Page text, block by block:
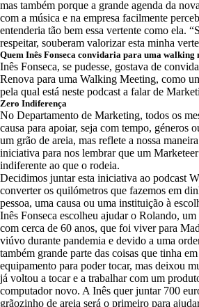
mas também porque a grande agenda da
com a música e na empresa facilmente
entenderia tão bem essa vertente como ela.
respeitar, souberam valorizar esta minha
Quem Inês Fonseca convidaria para uma walking
Inês Fonseca, se pudesse, gostava de
Renova para uma Walking Meeting, como
pela qual está neste podcast a falar de
Zero Indiferença
No Departamento de Marketing, todos os
causa para apoiar, seja com tempo, géneros
um grão de areia, mas reflete a nossa
iniciativa para nos lembrar que um
indiferente ao que o rodeia.
Decidimos juntar esta iniciativa ao podcast
converter os quilómetros que fazemos em
pessoa, uma causa ou uma instituição à
Inês Fonseca escolheu ajudar o Rolando,
com cerca de 60 anos, que foi viver para
viúvo durante pandemia e devido a uma
também grande parte das coisas que tinha
equipamento para poder tocar, mas deixou
já voltou a tocar e a trabalhar com um
computador novo. A Inês quer juntar 700
grãozinho de areia será o primeiro para